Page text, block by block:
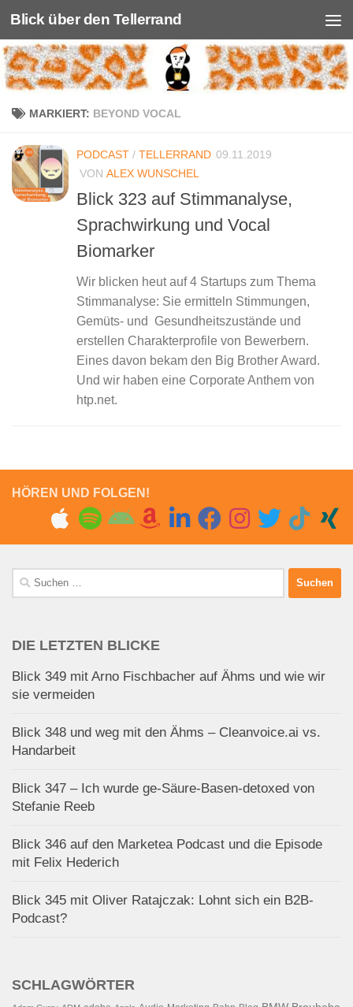
Unter dem Inhalt
Blick über den Tellerrand
MARKIERT: BEYOND VOCAL
PODCAST / TELLERRAND 09.11.2019
VON ALEX WUNSCHEL
Blick 323 auf Stimmanalyse,
Sprachwirkung und Vocal
Biomarker
Wir blicken heut auf 4 Startups zum Thema
Stimmanalyse: Sie ermitteln Stimmungen,
Gemüts- und Gesundheitszustände und
erstellen Charakterprofile von Bewerbern.
Eines davon bekam den Big Brother Award.
Und wir haben eine Corporate Anthem von
htp.net.
HÖREN UND FOLGEN!
Suchen
nach:
DIE LETZTEN BLICKE
Blick 349 mit Arno Fischbacher auf Ähms und wie wir
sie vermeiden
Blick 348 und weg mit den Ähms – Cleanvoice.ai vs.
Handarbeit
Blick 347 – Ich wurde ge-Säure-Basen-detoxed von
Stefanie Reeb
Blick 346 auf den Marketea Podcast und die Episode
mit Felix Hederich
Blick 345 mit Oliver Ratajczak: Lohnt sich ein B2B-
Podcast?
SCHLAGWÖRTER